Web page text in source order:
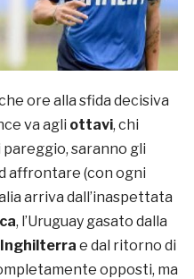
ore alla sfida decisiva
va agli ottavi, chi
pareggio, saranno gli
affrontare (con ogni
arriva dall’inaspettata
, l’Uruguay gasato dalla
Inghilterra e dal ritorno di
opposti, ma